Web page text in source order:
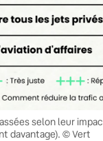
selon leur
davantage). © Vert